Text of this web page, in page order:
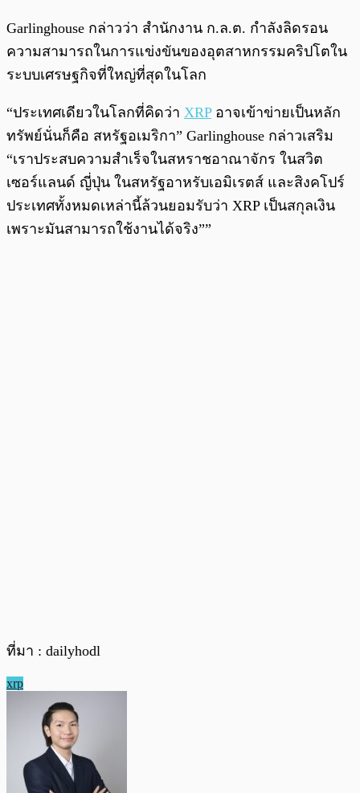
Garlinghouse กล่าวว่า สำนักงาน ก.ล.ต. กำลังลิดรอน
ความสามารถในการแข่งขันของอุตสาหกรรมคริปโตใน
ระบบเศรษฐกิจที่ใหญ่ที่สุดในโลก
“ประเทศเดียวในโลกที่คิดว่า XRPอาจเข้าข่ายเป็นหลัก
ทรัพย์นั่นก็คือ สหรัฐอเมริกา” Garlinghouse กล่าวเสริม
“เราประสบความสำเร็จในสหราชอาณาจักร ในสวิต
เซอร์แลนด์ ญี่ปุ่น ในสหรัฐอาหรับเอมิเรตส์ และสิงคโปร์
ประเทศทั้งหมดเหล่านี้ล้วนยอมรับว่า XRP เป็นสกุลเงิน
เพราะมันสามารถใช้งานได้จริง””
ที่มา : dailyhodl
xrp